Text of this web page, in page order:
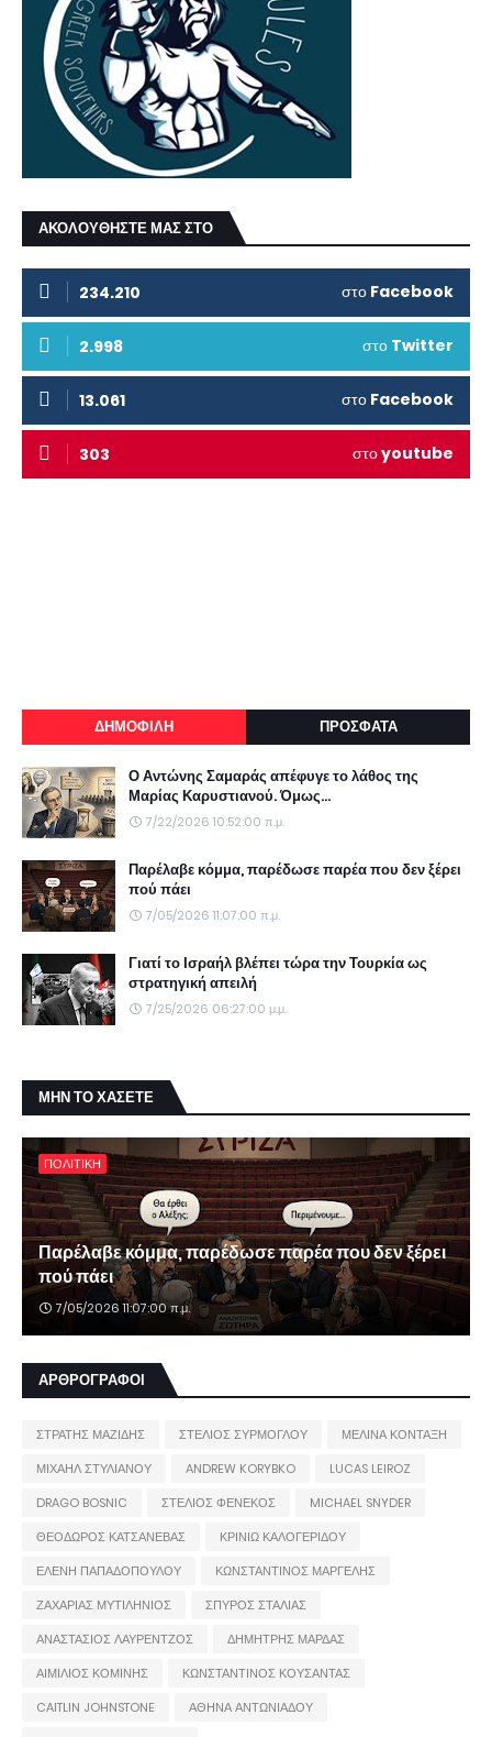
ΑΚΟΛΟΥΘΗΣΤΕ ΜΑΣ ΣΤΟ
234.210 στο Facebook
2.998 στο Twitter
13.061 στο Facebook
303 στοyoutube
ΔΗΜΟΦΙΛΗ ΠΡΟΣΦΑΤΑ
Ο Αντώνης Σαμαράς απέφυγε το λάθος της
Μαρίας Καρυστιανού. Όμως...
7/22/2026 10:52:00 π.μ.
Παρέλαβε κόμμα, παρέδωσε παρέα που δεν ξέρει
πού πάει
7/05/2026 11:07:00 π.μ.
Γιατί το Ισραήλ βλέπει τώρα την Τουρκία ως
στρατηγική απειλή
7/25/2026 06:27:00 μ.μ.
ΜΗΝ ΤΟ ΧΑΣΕΤΕ
ΠΟΛΙΤΙΚΗ
Παρέλαβε κόμμα, παρέδωσε παρέα που δεν ξέρει
πού πάει
7/05/2026 11:07:00 π.μ.
ΑΡΘΡΟΓΡΑΦΟΙ
ΣΤΡΑΤΗΣ ΜΑΖΙΔΗΣ ΣΤΕΛΙΟΣ ΣΥΡΜΟΓΛΟΥ
ΜΕΛΙΝΑ ΚΟΝΤΑΞΗ
ΜΙΧΑΗΛ ΣΤΥΛΙΑΝΟΥ
ANDREW KORYBKO
LUCAS LEIROZ
DRAGO BOSNIC
ΣΤΕΛΙΟΣ ΦΕΝΕΚΟΣ
MICHAEL SNYDER
ΘΕΟΔΩΡΟΣ ΚΑΤΣΑΝΕΒΑΣ
ΚΡΙΝΙΩ ΚΑΛΟΓΕΡΙΔΟΥ
ΕΛΕΝΗ ΠΑΠΑΔΟΠΟΥΛΟΥ
ΚΩΝΣΤΑΝΤΙΝΟΣ ΜΑΡΓΕΛΗΣ
ΖΑΧΑΡΙΑΣ ΜΥΤΙΛΗΝΙΟΣ
ΣΠΥΡΟΣ ΣΤΑΛΙΑΣ
ΑΝΑΣΤΑΣΙΟΣ ΛΑΥΡΕΝΤΖΟΣ
ΔΗΜΗΤΡΗΣ ΜΑΡΔΑΣ
ΑΙΜΙΛΙΟΣ ΚΟΜΙΝΗΣ
ΚΩΝΣΤΑΝΤΙΝΟΣ ΚΟΥΣΑΝΤΑΣ
CAITLIN JOHNSTONE
ΑΘΗΝΑ ΑΝΤΩΝΙΑΔΟΥ